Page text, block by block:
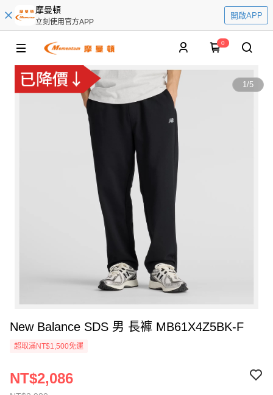
摩曼頓
立刻使用官方APP
開啟APP
0
1/5
New Balance SDS 男 長褲 MB61X4Z5BK-F
超取滿NT$1,500免運
NT$2,086